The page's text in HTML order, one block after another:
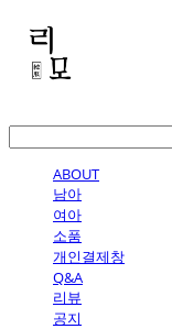
ABOUT
남아
여아
소품
개인결제창
Q&A
리뷰
공지